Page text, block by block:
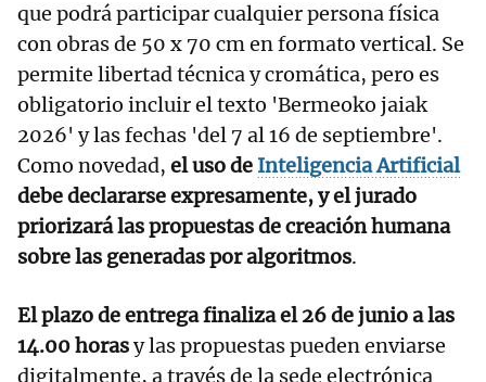
que podrá participar cualquier persona física
con obras de 50 x 70 cm en formato vertical. Se
permite libertad técnica y cromática, pero es
obligatorio incluir el texto 'Bermeoko jaiak
2026' y las fechas 'del 7 al 16 de septiembre'.
Como novedad, el uso de Inteligencia Artificial
debe declararse expresamente, y el jurado
priorizará las propuestas de creación humana
sobre las generadas por algoritmos.
El plazo de entrega finaliza el 26 de junio a las
14.00 horasy las propuestas pueden enviarse
digitalmente, a través de la sede electrónica